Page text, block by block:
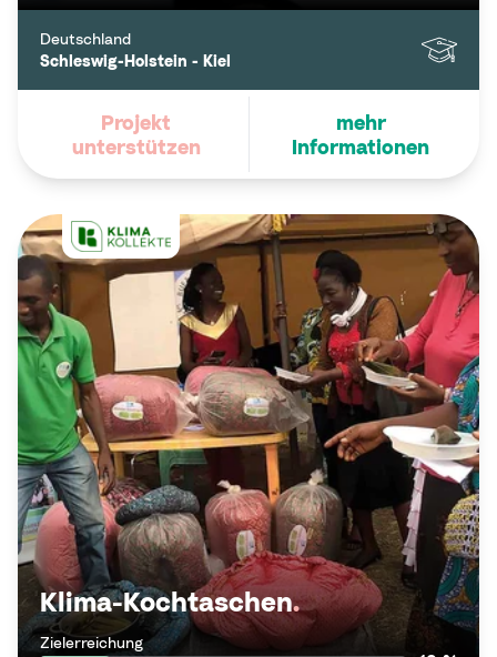
Deutschland
Schleswig-Holstein - Kiel
Projekt
unterstützen
mehr
Informationen
Klima-Kochtaschen.
Zielerreichung